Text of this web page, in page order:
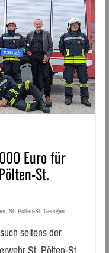
Euro für
St.
, St. Pölten-St. Georgen
seitens der